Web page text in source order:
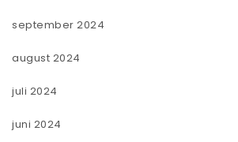
september 2024
august 2024
juli 2024
juni 2024